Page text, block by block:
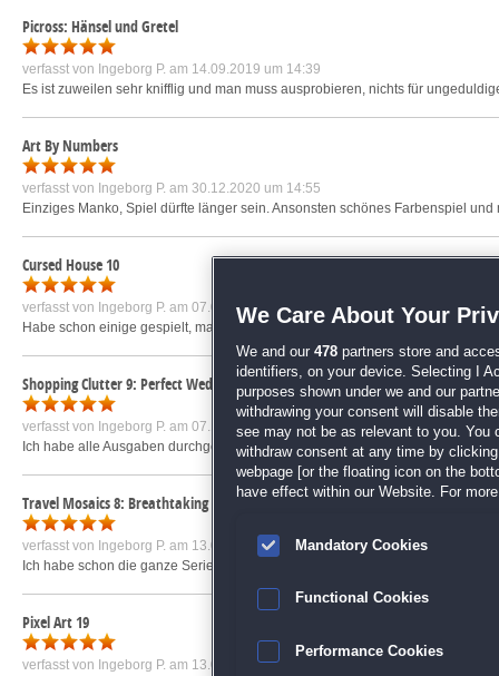
Picross: Hänsel und Gretel
verfasst von Ingeborg P. am 14.09.2019 um 14:39
Es ist zuweilen sehr knifflig und man muss ausprobieren, nichts für
Art By Numbers
verfasst von Ingeborg P. am 30.12.2020 um 14:55
Einziges Manko, Spiel dürfte länger sein. Ansonsten schönes Farbenspiel
Cursed House 10
verfasst von Ingeborg P. am 07.07.2022 um 13:57
Habe schon einige gespielt, macht Spaß, da kein 08/15 3-Gewinnt Spiel. mehr
Shopping Clutter 9: Perfect Wedding
verfasst von Ingeborg P. am 07.11.2022 um 16:09
Ich habe alle Ausgaben durchgespieltmehr »
Travel Mosaics 8: Breathtaking Seoul
verfasst von Ingeborg P. am 13.09.2019 um 14:58
Ich habe schon die ganze Serie gespielt und habe Spaß daran. Da auch
Pixel Art 19
verfasst von Ingeborg P. am 13.08.2022 um 12:18
We Care About Your
We and our 478 partners store and
identifiers, on your device. Selecting I
purposes shown under we and our
withdrawing your consent will disable
see may not be as relevant to you. You
withdraw consent at any time by
webpage [or the floating icon on the
have effect within our Website. For
Mandatory Cookies
Functional Cookies
Performance Cookies